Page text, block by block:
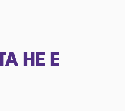
НЕ Е